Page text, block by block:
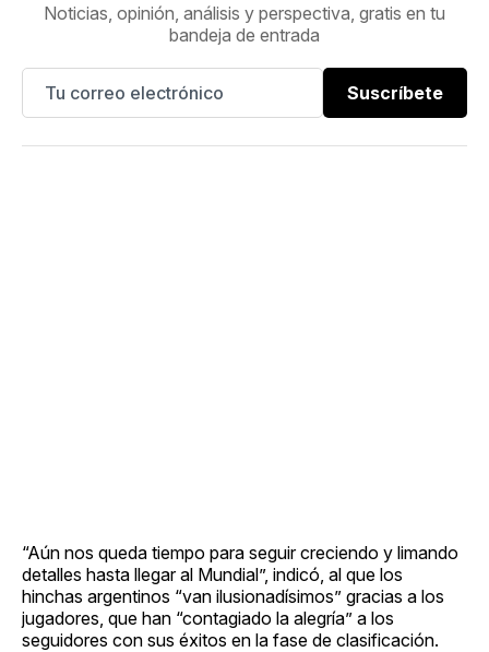
Noticias, opinión, análisis y perspectiva, gratis en tu
bandeja de entrada
Suscríbete
“Aún nos queda tiempo para seguir creciendo y limando
detalles hasta llegar al Mundial”, indicó, al que los
hinchas argentinos “van ilusionadísimos” gracias a los
jugadores, que han “contagiado la alegría” a los
seguidores con sus éxitos en la fase de clasificación.